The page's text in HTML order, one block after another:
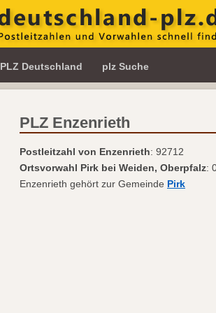
PLZ Deutschland plz Suche
PLZ Enzenrieth
Postleitzahl von Enzenrieth: 92712
Ortsvorwahl Pirk bei Weiden, Oberpfalz:
Enzenrieth gehört zur Gemeinde Pirk